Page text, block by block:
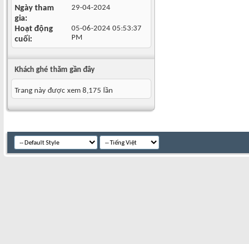
Ngày tham
gia
29-04-2024
Hoạt động
cuối
05-06-2024 05:53:37
PM
Khách ghé thăm gần đây
Trang này được xem 8,175 lần